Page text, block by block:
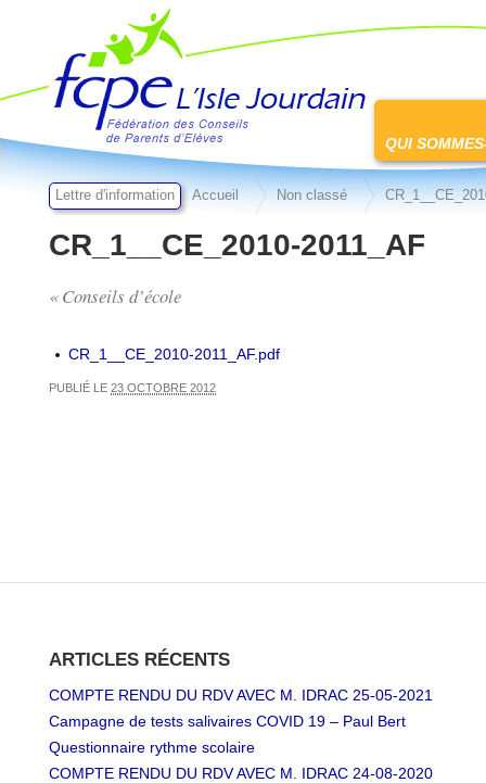
FCPE L'isle jourdain
au
contenu
QUI
Lettre d'information Accueil Non classé
CR_1__CE_2010-2011_AF
« Conseils d’école
CR_1__CE_2010-2011_AF.pdf
PUBLIÉ LE 23 OCTOBRE 2012
ARTICLES RÉCENTS
COMPTE RENDU DU RDV AVEC M. IDRAC 25-05-2021
Campagne de tests salivaires COVID 19 – Paul Bert
Questionnaire rythme scolaire
COMPTE RENDU DU RDV AVEC M. IDRAC 24-08-2020